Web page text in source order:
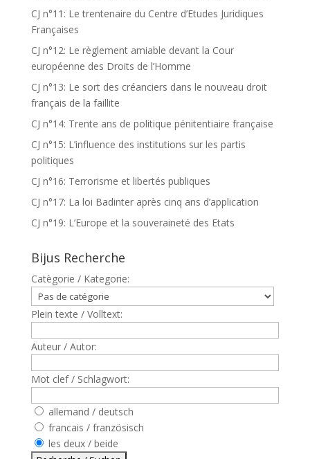
CJ n°11: Le trentenaire du Centre d’Etudes Juridiques
Françaises
CJ n°12: Le règlement amiable devant la Cour
européenne des Droits de l’Homme
CJ n°13: Le sort des créanciers dans le nouveau droit
français de la faillite
CJ n°14: Trente ans de politique pénitentiaire française
CJ n°15: L’influence des institutions sur les partis
politiques
CJ n°16: Terrorisme et libertés publiques
CJ n°17: La loi Badinter après cinq ans d’application
CJ n°19: L’Europe et la souveraineté des Etats
Bijus Recherche
Catègorie / Kategorie:
Plein texte / Volltext:
Auteur / Autor:
Mot clef / Schlagwort:
allemand / deutsch
francais / französisch
les deux / beide